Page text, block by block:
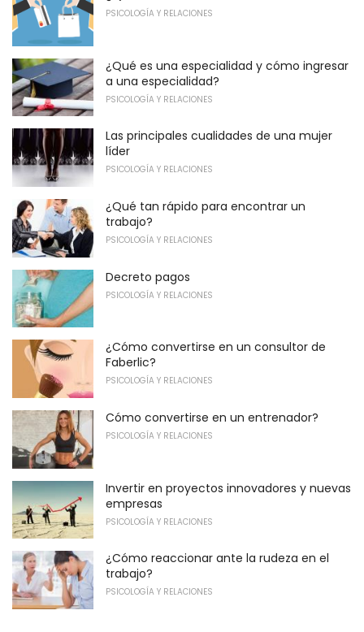
PSICOLOGÍA Y RELACIONES
¿Qué es una especialidad y cómo ingresar
a una especialidad?
PSICOLOGÍA Y RELACIONES
Las principales cualidades de una mujer
líder
PSICOLOGÍA Y RELACIONES
¿Qué tan rápido para encontrar un
trabajo?
PSICOLOGÍA Y RELACIONES
Decreto pagos
PSICOLOGÍA Y RELACIONES
¿Cómo convertirse en un consultor de
Faberlic?
PSICOLOGÍA Y RELACIONES
Cómo convertirse en un entrenador?
PSICOLOGÍA Y RELACIONES
Invertir en proyectos innovadores y nuevas
empresas
PSICOLOGÍA Y RELACIONES
¿Cómo reaccionar ante la rudeza en el
trabajo?
PSICOLOGÍA Y RELACIONES